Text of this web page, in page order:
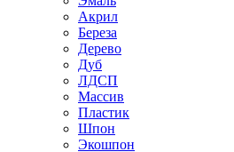
Акрил
Береза
Дерево
Дуб
ЛДСП
Массив
Пластик
Шпон
Экошпон